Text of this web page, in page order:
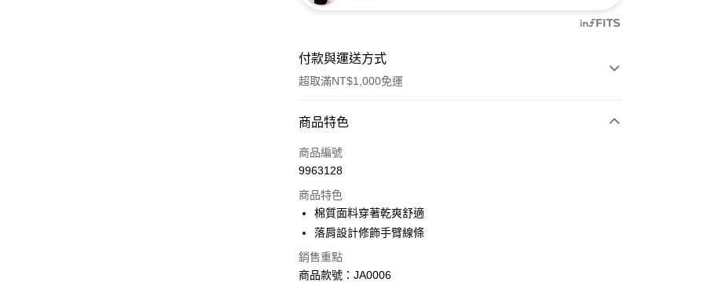
付款與運送方式
超取滿NT$1,000免運
付款方式
信用卡一次付款
超商取貨付款
LINE Pay
街口支付
商品特色
商品編號
9963128
商品特色
棉質面料穿著乾爽舒適
落肩設計修飾手臂線條
銷售重點
商品款號：JA0006